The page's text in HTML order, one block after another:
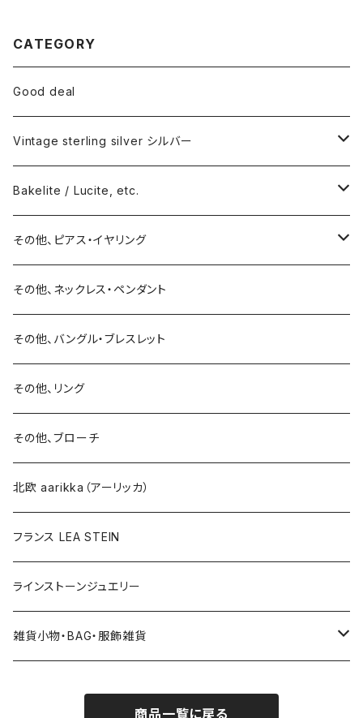
CATEGORY
Good deal
Vintage sterling silver シルバー
ネックレス
バングル・ブレスレット
リング
15号以上
ピアス
イヤリング
ブローチ
その他
Bakelite / Lucite, etc.
ピアス・イヤリング
リング
バングル・ブレスレット
ブローチ
ネックレス
その他、ピアス・イヤリング
ピアス
イヤリング
その他、ネックレス・ペンダント
その他、バングル・ブレスレット
その他、リング
その他、ブローチ
北欧 aarikka（アーリッカ）
フランス LEA STEIN
ラインストーンジュエリー
雑貨小物・BAG・服飾雑貨
商品一覧に戻る